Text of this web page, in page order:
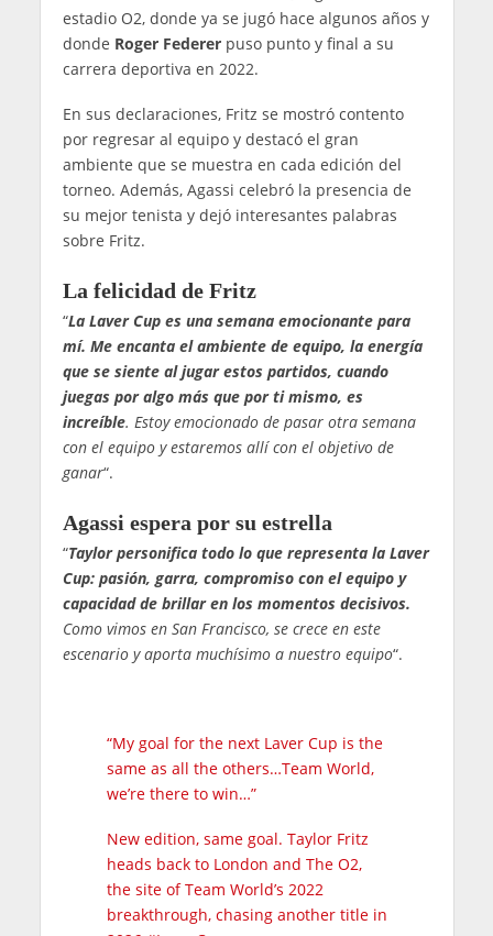
estadio O2, donde ya se jugó hace algunos años y
donde Roger Federerpuso punto y final a su
carrera deportiva en 2022.
En sus declaraciones, Fritz se mostró contento
por regresar al equipo y destacó el gran
ambiente que se muestra en cada edición del
torneo. Además, Agassi celebró la presencia de
su mejor tenista y dejó interesantes palabras
sobre Fritz.
La felicidad de Fritz
“La Laver Cup es una semana emocionante para
mí. Me encanta el ambiente de equipo, la energía
que se siente al jugar estos partidos, cuando
juegas por algo más que por ti mismo, es
increíble. Estoy emocionado de pasar otra semana
con el equipo y estaremos allí con el objetivo de
ganar“.
Agassi espera por su estrella
“Taylor personifica todo lo que representa la Laver
Cup: pasión, garra, compromiso con el equipo y
capacidad de brillar en los momentos decisivos.
Como vimos en San Francisco, se crece en este
escenario y aporta muchísimo a nuestro equipo“.
“My goal for the next Laver Cup is the
same as all the others…Team World,
we’re there to win…”
New edition, same goal. Taylor Fritz
heads back to London and The O2,
the site of Team World’s 2022
breakthrough, chasing another title in